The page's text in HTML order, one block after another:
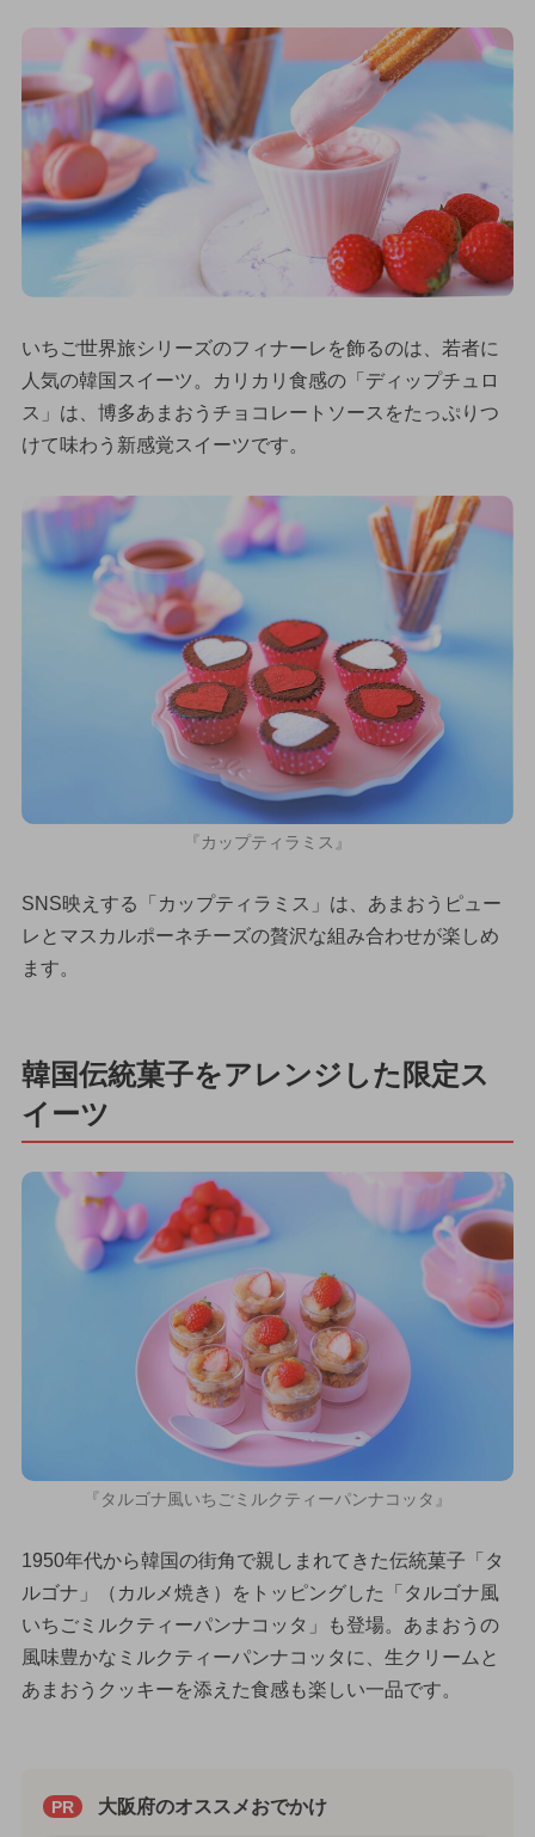
いちご世界旅シリーズのフィナーレを飾るのは、若者に
人気の韓国スイーツ。カリカリ食感の「ディップチュロ
ス」は、博多あまおうチョコレートソースをたっぷりつ
けて味わう新感覚スイーツです。
『カップティラミス』
SNS映えする「カップティラミス」は、あまおうピュー
レとマスカルポーネチーズの贅沢な組み合わせが楽しめ
ます。
韓国伝統菓子をアレンジした限定ス
イーツ
『タルゴナ風いちごミルクティーパンナコッタ』
1950年代から韓国の街角で親しまれてきた伝統菓子「タ
ルゴナ」（カルメ焼き）をトッピングした「タルゴナ風
いちごミルクティーパンナコッタ」も登場。あまおうの
風味豊かなミルクティーパンナコッタに、生クリームと
あまおうクッキーを添えた食感も楽しい一品です。
PR 大阪府のオススメおでかけ